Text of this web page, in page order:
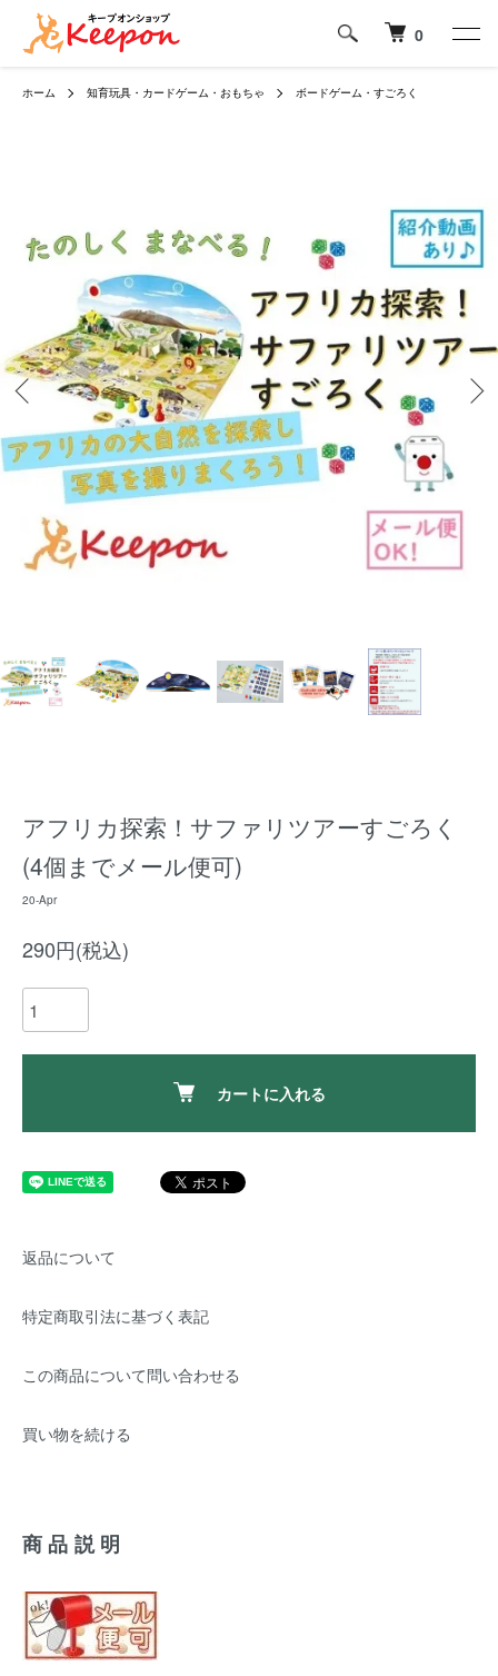
0
ホーム 知育玩具・カードゲーム・おもちゃ ボードゲーム・すごろく
アフリカ探索！サファリツアーすごろく
(4個までメール便可)
20-Apr
290円(税込)
カートに入れる
返品について
特定商取引法に基づく表記
この商品について問い合わせる
買い物を続ける
商品説明